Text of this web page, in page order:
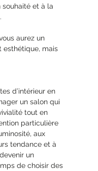
et à la
aurez un
esthétique, mais
d’intérieur en
un salon qui
tout en
particulière
aux
tendance et à
un
de choisir des